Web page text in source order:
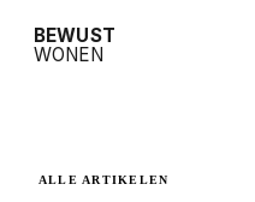
BEWUST
WONEN
ALLE ARTIKELEN